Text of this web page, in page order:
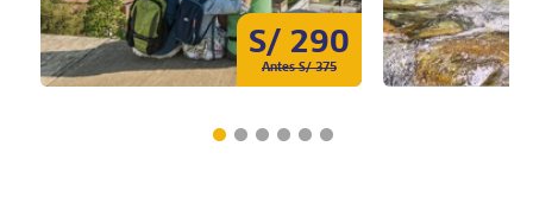
S/ 290
Antes S/ 375